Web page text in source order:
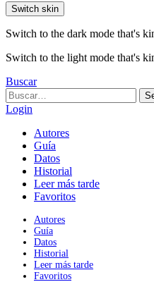
Switch skin
Switch to the dark mode that's
Switch to the light mode that's
Buscar
Search
for:
Login
Autores
Guía
Datos
Historial
Leer más tarde
Favoritos
Autores
Guía
Datos
Historial
Leer más tarde
Favoritos